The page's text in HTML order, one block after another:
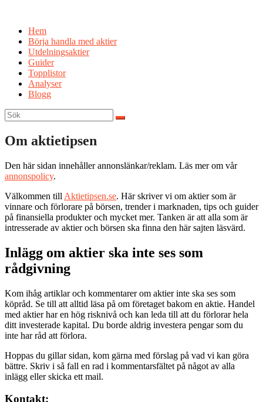
Hem
Börja handla med aktier
Utdelningsaktier
Guider
Topplistor
Analyser
Blogg
Sök
efter:
Om aktietipsen
Den här sidan innehåller annonslänkar/reklam. Läs mer om vår
annonspolicy.
Välkommen till Aktietipsen.se. Här skriver vi om aktier som är
vinnare och förlorare på börsen, trender i marknaden, tips och guider
på finansiella produkter och mycket mer. Tanken är att alla som är
intresserade av aktier och börsen ska finna den här sajten läsvärd.
Inlägg om aktier ska inte ses som
rådgivning
Kom ihåg artiklar och kommentarer om aktier inte ska ses som
köpråd. Se till att alltid läsa på om företaget bakom en aktie. Handel
med aktier har en hög risknivå och kan leda till att du förlorar hela
ditt investerade kapital. Du borde aldrig investera pengar som du
inte har råd att förlora.
Hoppas du gillar sidan, kom gärna med förslag på vad vi kan göra
bättre. Skriv i så fall en rad i kommentarsfältet på något av alla
inlägg eller skicka ett mail.
Kontakt: